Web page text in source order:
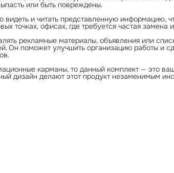
или быть повреждены.
видеть и читать представленную информацию,
точках, офисах, где требуется частая замена
рекламные материалы, объявления или
Он поможет улучшить организацию работы и
карманы, то данный комплект — это
дизайн делают этот продукт незаменимым